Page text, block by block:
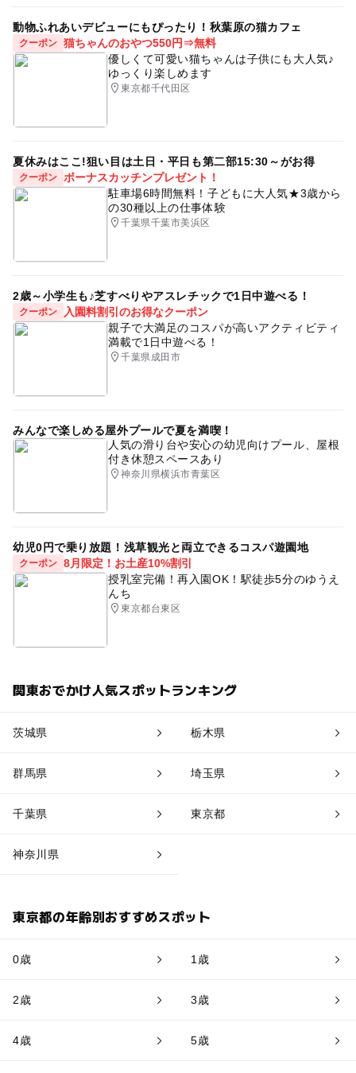
動物ふれあいデビューにもぴったり！秋葉原の猫カフェ
クーポン 猫ちゃんのおやつ550円⇒無料
優しくて可愛い猫ちゃんは子供にも大人気♪
ゆっくり楽しめます
東京都千代田区
夏休みはここ!狙い目は土日・平日も第二部15:30～がお得
クーポン ボーナスカッチンプレゼント！
駐車場6時間無料！子どもに大人気★3歳から
の30種以上の仕事体験
千葉県千葉市美浜区
2歳～小学生も♪芝すべりやアスレチックで1日中遊べる！
クーポン
入園料割引のお得なクーポン
親子で大満足のコスパが高いアクティビティ
満載で1日中遊べる！
千葉県成田市
みんなで楽しめる屋外プールで夏を満喫！
人気の滑り台や安心の幼児向けプール、屋根
付き休憩スペースあり
神奈川県横浜市青葉区
幼児0円で乗り放題！浅草観光と両立できるコスパ遊園地
クーポン 8月限定！お土産10%割引
授乳室完備！再入園OK！駅徒歩5分のゆうえ
んち
東京都台東区
関東おでかけ人気スポットランキング
茨城県 栃木県
群馬県 埼玉県
千葉県 東京都
神奈川県
東京都の年齢別おすすめスポット
0歳 1歳
2歳 3歳
4歳 5歳